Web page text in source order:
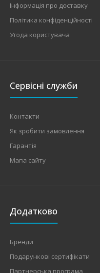
Інформація про доставку
Політика конфіденційності
Угода користувача
Сервісні служби
Контакти
Як зробити замовлення
Гарантія
Мапа сайту
Додатково
Бренди
Подарункові сертифікати
Партнерська програма